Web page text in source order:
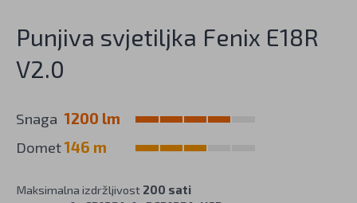
Punjiva svjetiljka Fenix E18R
V2.0
Snaga 1200 lm
Domet146 m
Maksimalna izdržljivost 200 sati